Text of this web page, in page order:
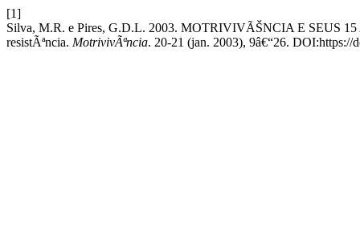
[1]
Silva, M.R. e Pires, G.D.L. 2003. MOTRIVIVÃŠNCIA E SEUS
resistÃªncia. MotrivivÃªncia. 20-21 (jan. 2003), 9â€“26. DOI:https://